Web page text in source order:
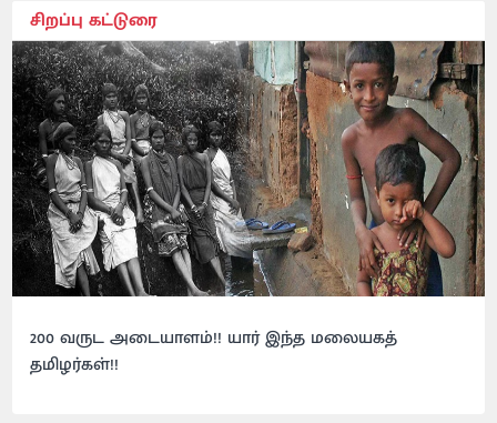
சிறப்பு கட்டுரை
200 வருட அடையாளம்!! யார் இந்த மலையகத்
தமிழர்கள்!!